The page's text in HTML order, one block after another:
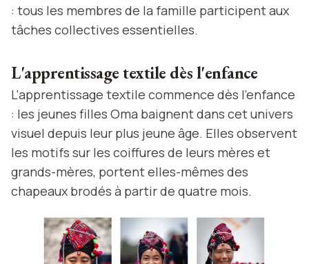
: tous les membres de la famille participent aux
tâches collectives essentielles.
L'apprentissage textile dès l'enfance
L'apprentissage textile commence dès l'enfance
: les jeunes filles Oma baignent dans cet univers
visuel depuis leur plus jeune âge. Elles observent
les motifs sur les coiffures de leurs mères et
grands-mères, portent elles-mêmes des
chapeaux brodés à partir de quatre mois.